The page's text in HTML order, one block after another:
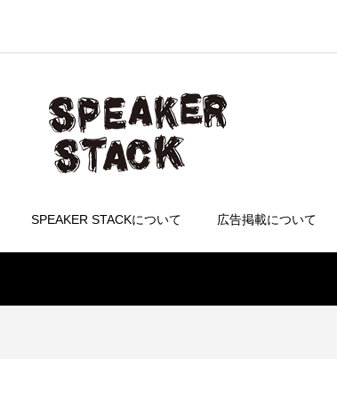
SPEAKER STACKについて 広告掲載について